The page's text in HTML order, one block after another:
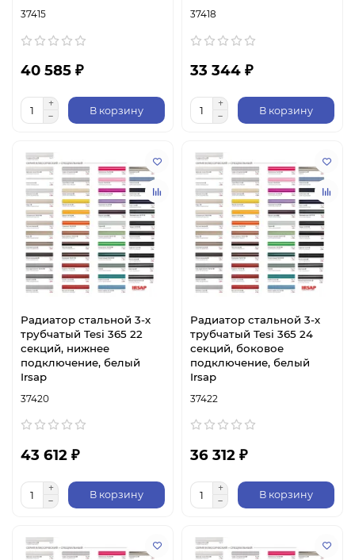
37415
40 585 ₽
В корзину
37418
33 344 ₽
В корзину
Радиатор стальной 3-х
трубчатый Tesi 365 22
секций, нижнее
подключение, белый
Irsap
37420
43 612 ₽
В корзину
Радиатор стальной 3-х
трубчатый Tesi 365 24
секций, боковое
подключение, белый
Irsap
37422
36 312 ₽
В корзину